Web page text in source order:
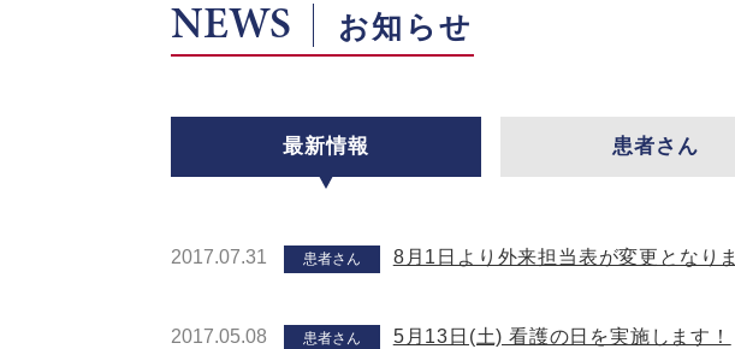
NEWS お知らせ
最新情報 患者さん
2017.07.31 患者さん 8月1日より外来担当表が変更となり
2017.05.08 患者さん 5月13日(土) 看護の日を実施します！